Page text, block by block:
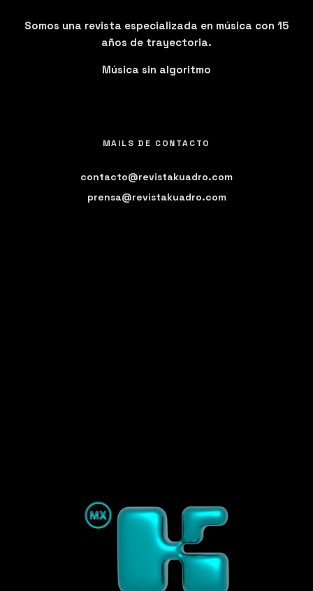
Somos una revista especializada en música con 15
años de trayectoria.
Música sin algoritmo
MAILS DE CONTACTO
contacto@revistakuadro.com
prensa@revistakuadro.com